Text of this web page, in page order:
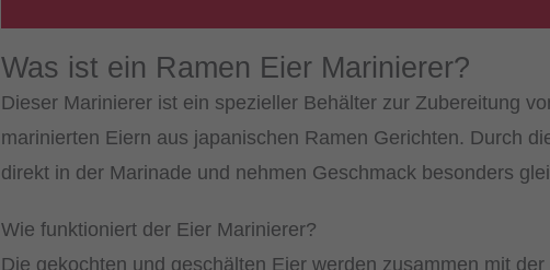
Was ist ein Ramen Eier Marinierer?
Dieser Marinierer ist ein spezieller Behälter zur Zubereitung
marinierten Eiern aus japanischen Ramen Gerichten. Durch
direkt in der Marinade und nehmen Geschmack besonders
Wie funktioniert der Eier Marinierer?
Die gekochten und geschälten Eier werden zusammen mit